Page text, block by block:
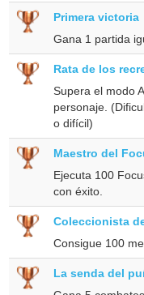
Primera victoria
Gana 1 partida
Rata de los
Supera el modo
personaje.
o difícil)
Maestro del
Ejecuta 100
con éxito.
Coleccionista
Consigue 100
La senda del